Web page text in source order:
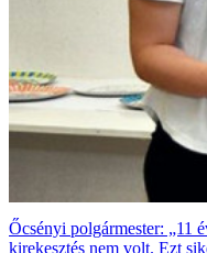
Őcsényi polgármester: „11
kirekesztés nem volt. Ezt